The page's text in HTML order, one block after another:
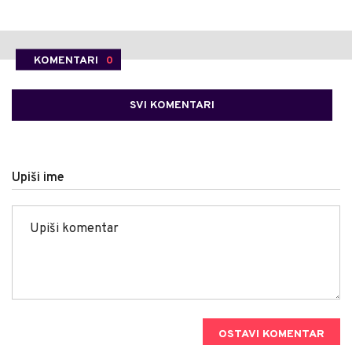
KOMENTARI 0
SVI KOMENTARI
Upiši ime
OSTAVI KOMENTAR